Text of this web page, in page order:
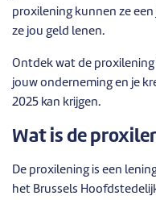
proxilening kunnen ze
ze jou geld lenen.
Ontdek wat de
jouw onderneming en je
2025 kan krijgen.
Wat is de
De proxilening is een
het Brussels